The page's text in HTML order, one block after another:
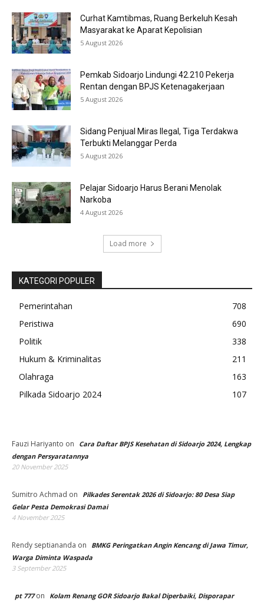
Curhat Kamtibmas, Ruang Berkeluh Kesah
Masyarakat ke Aparat Kepolisian
5 August 2026
Pemkab Sidoarjo Lindungi 42.210 Pekerja
Rentan dengan BPJS Ketenagakerjaan
5 August 2026
Sidang Penjual Miras Ilegal, Tiga Terdakwa
Terbukti Melanggar Perda
5 August 2026
Pelajar Sidoarjo Harus Berani Menolak
Narkoba
4 August 2026
Load more
KATEGORI POPULER
Pemerintahan
708
Peristiwa
690
Politik
338
Hukum & Kriminalitas
211
Olahraga
163
Pilkada Sidoarjo 2024
107
Fauzi Hariyanto on
Cara Daftar BPJS Kesehatan di Sidoarjo 2024, Lengkap
dengan Persyaratannya
20 November 2025
Sumitro Achmad on
Pilkades Serentak 2026 di Sidoarjo: 80 Desa Siap
Gelar Pesta Demokrasi Damai
4 November 2025
Rendy septiananda on
BMKG Peringatkan Angin Kencang di Jawa Timur,
Warga Diminta Waspada
3 September 2025
pt 777on
Kolam Renang GOR Sidoarjo Bakal Diperbaiki, Disporapar